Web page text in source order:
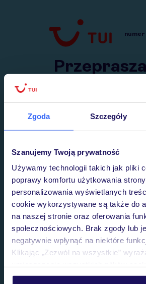
Zgoda Szczegóły
Szanujemy Twoją prywatność
Używamy technologii takich jak pliki
poprawy komfortu użytkowania
personalizowania wyświetlanych
cookie wykorzystywane są także do
na naszej stronie oraz oferowania
społecznościowych. Brak zgody lub
negatywnie wpłynąć na niektóre
Klikając „Zezwól na wszystkie”
personalizować swój wybór
Przejdź do TUI.pl
numer
Wysłaliśmy nasz serwis na